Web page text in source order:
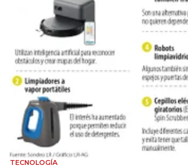
TECNOLOGÍA